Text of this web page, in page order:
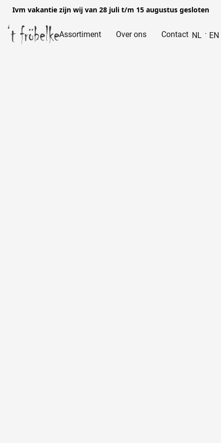
Ivm vakantie zijn wij van 28 juli t/m 15 augustus gesloten
Assortiment Over ons Contact NL EN